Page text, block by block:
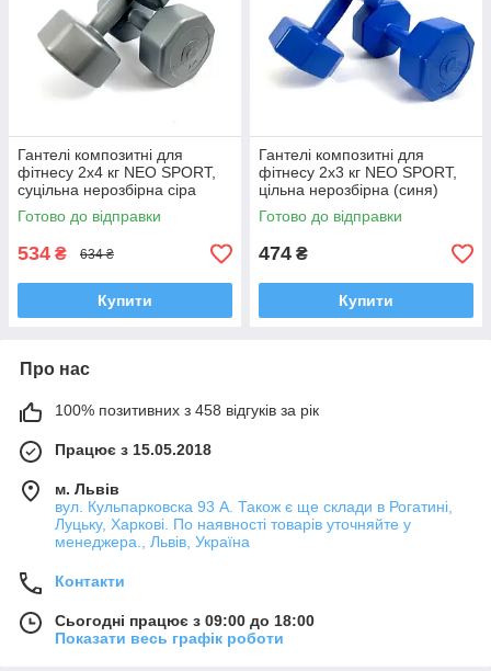
Гантелі композитні для
фітнесу 2х4 кг NEO SPORT,
суцільна нерозбірна сіра
Готово до відправки
534 ₴ 634 ₴
Купити
Гантелі композитні для
фітнесу 2х3 кг NEO SPORT,
цільна нерозбірна (синя)
Готово до відправки
474 ₴
Купити
Про нас
100% позитивних з 458 відгуків за рік
Працює з 15.05.2018
м. Львів
вул. Кульпарковска 93 А. Також є ще склади в Рогатині,
Луцьку, Харкові. По наявності товарів уточняйте у
менеджера., Львів, Україна
Контакти
Сьогодні працює з 09:00 до 18:00
Показати весь графік роботи